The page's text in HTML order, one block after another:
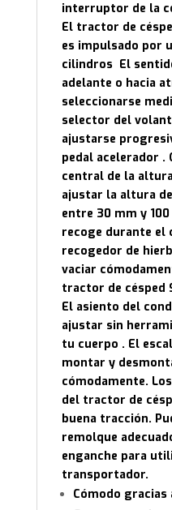
interruptor de la
El tractor de
es impulsado por
cilindros El
adelante o hacia
seleccionarse
selector del
ajustarse
pedal acelerador .
central de la
ajustar la altura
entre 30 mm y
recoge durante el
recogedor de
vaciar
tractor de césped
El asiento del
ajustar sin
tu cuerpo . El
montar y
cómodamente.
del tractor de
buena tracción.
remolque
enganche para
transportador.
Cómodo